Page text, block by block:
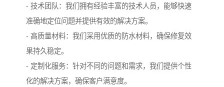
- 技术团队：我们拥有经验丰富的技术人员，能够快速
准确地定位问题并提供有效的解决方案。
- 高质量材料：我们采用优质的防水材料，确保修复效
果持久稳定。
- 定制化服务：针对不同的问题和需求，我们提供个性
化的解决方案，确保客户满意度。